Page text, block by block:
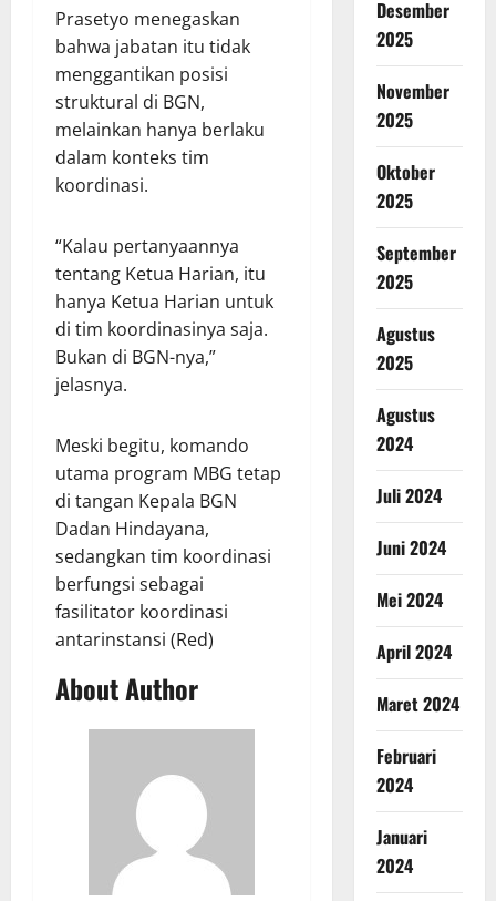
Prasetyo menegaskan
bahwa jabatan itu tidak
menggantikan posisi
struktural di BGN,
melainkan hanya berlaku
dalam konteks tim
koordinasi.
“Kalau pertanyaannya
tentang Ketua Harian, itu
hanya Ketua Harian untuk
di tim koordinasinya saja.
Bukan di BGN-nya,”
jelasnya.
Meski begitu, komando
utama program MBG tetap
di tangan Kepala BGN
Dadan Hindayana,
sedangkan tim koordinasi
berfungsi sebagai
fasilitator koordinasi
antarinstansi (Red)
About Author
Desember
2025
November
2025
Oktober
2025
September
2025
Agustus
2025
Agustus
2024
Juli 2024
Juni 2024
Mei 2024
April 2024
Maret 2024
Februari
2024
Januari
2024